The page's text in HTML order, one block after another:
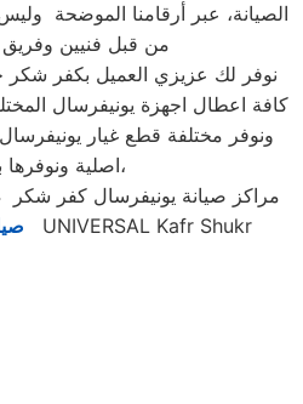
الصيانة، عبر أرقامنا الموضحة
من قبل فنيين
نوفر لك عزيزي العميل بكفر شكر
كافة اعطال اجهزة يونيفرسال
ونوفر مختلفة قطع غيار
اصلية ونوفرها بالضمان،
مراكز صيانة يونيفرسال كفر شكر 01095999314. رقم مركز
كفر شكر UNIVERSAL Kafr Shukr